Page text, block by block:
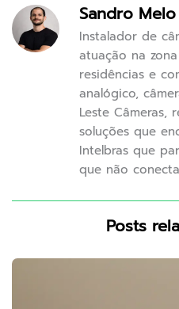
Sandro Melo
Instalador de
atuação na
residências e
analógico,
Leste Câmeras,
soluções que
Intelbras que
que não
Posts